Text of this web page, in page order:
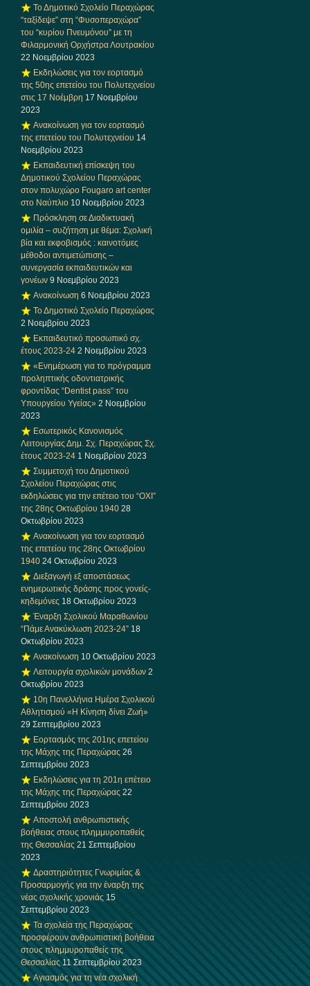
Το Δημοτικό Σχολείο Περαχώρας
“ταξίδεψε” στη “Φυσοπεραχώρα”
του “κυρίου Πνευμόνου” με τη
Φιλαρμονική Ορχήστρα Λουτρακίου
22 Νοεμβρίου 2023
Εκδηλώσεις για τον εορτασμό
της 50ης επετείου του Πολυτεχνείου
στις 17 Νοέμβρη 17 Νοεμβρίου
2023
Ανακοίνωση για τον εορτασμό
της επετείου του Πολυτεχνείου 14
Νοεμβρίου 2023
Εκπαιδευτική επίσκεψη του
Δημοτικού Σχολείου Περαχώρας
στον πολυχώρο Fougaro art center
στο Ναύπλιο 10 Νοεμβρίου 2023
Πρόσκληση σε Διαδικτυακή
ομιλία – συζήτηση με θέμα: Σχολική
βία και εκφοβισμός : καινοτόμες
μέθοδοι αντιμετώπισης –
συνεργασία εκπαιδευτικών και
γονέων 9 Νοεμβρίου 2023
Ανακοίνωση 6 Νοεμβρίου 2023
Το Δημοτικό Σχολείο Περαχώρας
2 Νοεμβρίου 2023
Εκπαιδευτικό προσωπικό σχ.
έτους 2023-24 2 Νοεμβρίου 2023
«Ενημέρωση για το πρόγραμμα
προληπτικής οδοντιατρικής
φροντίδας “Dentist pass” του
Υπουργείου Υγείας» 2 Νοεμβρίου
2023
Εσωτερικός Κανονισμός
Λειτουργίας Δημ. Σχ. Περαχώρας Σχ.
έτους 2023-24 1 Νοεμβρίου 2023
Συμμετοχή του Δημοτικού
Σχολείου Περαχώρας στις
εκδηλώσεις για την επέτειο του “ΟΧΙ”
της 28ης Οκτωβρίου 1940 28
Οκτωβρίου 2023
Ανακοίνωση για τον εορτασμό
της επετείου της 28ης Οκτωβρίου
1940 24 Οκτωβρίου 2023
Διεξαγωγή εξ αποστάσεως
ενημερωτικής δράσης προς γονείς-
κηδεμόνες 18 Οκτωβρίου 2023
Έναρξη Σχολικού Μαραθωνίου
“Πάμε Ανακύκλωση 2023-24” 18
Οκτωβρίου 2023
Ανακοίνωση 10 Οκτωβρίου 2023
Λειτουργία σχολικών μονάδων 2
Οκτωβρίου 2023
10η Πανελλήνια Ημέρα Σχολικού
Αθλητισμού «Η Κίνηση δίνει Ζωή»
29 Σεπτεμβρίου 2023
Εορτασμός της 201ης επετείου
της Μάχης της Περαχώρας 26
Σεπτεμβρίου 2023
Εκδηλώσεις για τη 201η επέτειο
της Μάχης της Περαχώρας 22
Σεπτεμβρίου 2023
Αποστολή ανθρωπιστικής
βοήθειας στους πλημμυροπαθείς
της Θεσσαλίας 21 Σεπτεμβρίου
2023
Δραστηριότητες Γνωριμίας &
Προσαρμογής για την έναρξη της
νέας σχολικής χρονιάς 15
Σεπτεμβρίου 2023
Τα σχολεία της Περαχώρας
προσφέρουν ανθρωπιστική βοήθεια
στους πλημμυροπαθείς της
Θεσσαλίας 11 Σεπτεμβρίου 2023
Αγιασμός για τη νέα σχολική